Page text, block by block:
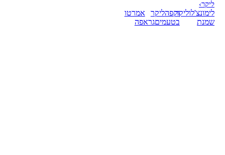
ליקר›
לימונצ'לוליקר
שמנת
וקפהליקר
בטעמיםגראפה
אמרטו